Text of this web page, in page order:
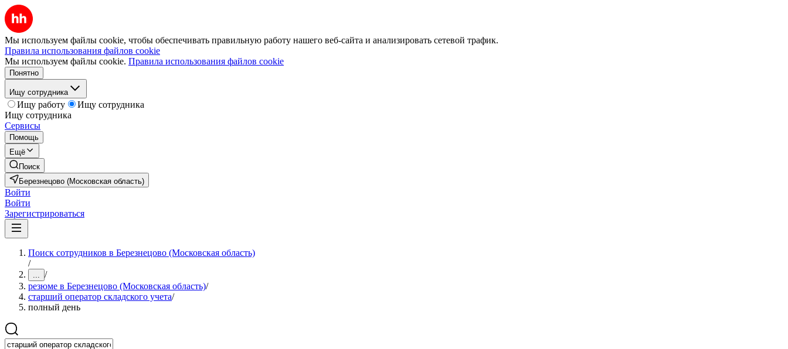
Мы используем файлы cookie, чтобы обеспечивать правильную работу нашего веб-сайта и анализировать сетевой трафик.
Правила использования файлов cookie
Мы используем файлы cookie. Правила использования файлов cookie
Понятно
Ищу сотрудника
Ищу работу
Ищу сотрудника
Ищу сотрудника
Сервисы
Помощь
Ещё
Поиск
Березнецово (Московская область)
Войти
Войти
Зарегистрироваться
Поиск сотрудников в Березнецово (Московская область)
/
... /
резюме в Березнецово (Московская область)/
старший оператор складского учета/
полный день